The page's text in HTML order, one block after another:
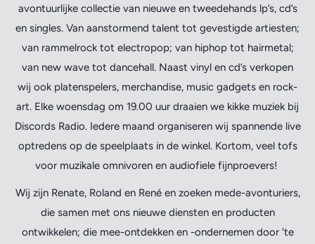
avontuurlijke collectie van nieuwe en tweedehands lp’s, cd’s
en singles. Van aanstormend talent tot gevestigde artiesten;
van rammelrock tot electropop; van hiphop tot hairmetal;
van new wave tot dancehall. Naast vinyl en cd’s verkopen
wij ook platenspelers, merchandise, music gadgets en rock-
art. Elke woensdag om 19.00 uur draaien we kikke muziek bij
Discords Radio. Iedere maand organiseren wij spannende live
optredens op de speelplaats in de winkel. Kortom, veel tofs
voor muzikale omnivoren en audiofiele fijnproevers!
Wij zijn Renate, Roland en René en zoeken mede-avonturiers,
die samen met ons nieuwe diensten en producten
ontwikkelen; die mee-ontdekken en -ondernemen door 'te